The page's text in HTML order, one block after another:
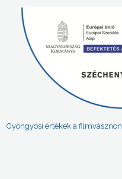
Gyöngyösi értékek a filmvásznon